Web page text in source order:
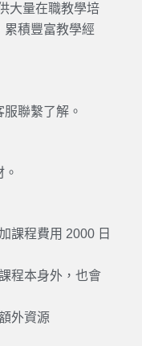
大量在職教學培
累積豐富教學經
聯繫了解。
課程費用 2000 日
程本身外，也會
外資源